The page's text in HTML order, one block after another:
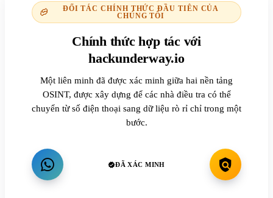
ĐỐI TÁC CHÍNH THỨC ĐẦU TIÊN CỦA
CHÚNG TÔI
Chính thức hợp tác với
hackunderway.io
Một liên minh đã được xác minh giữa hai nền tảng
OSINT, được xây dựng để các nhà điều tra có thể
chuyển từ số điện thoại sang dữ liệu rò rỉ chỉ trong một
bước.
ĐÃ XÁC MINH